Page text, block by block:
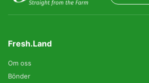
Fresh.Land
Om oss
Bönder